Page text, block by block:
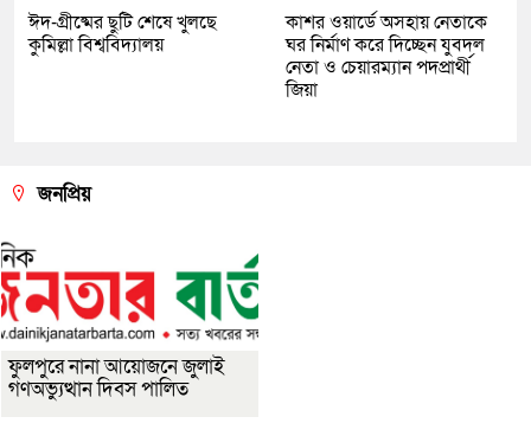
ঈদ-গ্রীষ্মের ছুটি শেষে খুলছে
কুমিল্লা বিশ্ববিদ্যালয়
কাশর ওয়ার্ডে অসহায় নেতাকে
ঘর নির্মাণ করে দিচ্ছেন যুবদল
নেতা ও চেয়ারম্যান পদপ্রার্থী
জিয়া
জনপ্রিয়
ফুলপুরে নানা আয়োজনে জুলাই
গণঅভ্যুত্থান দিবস পালিত